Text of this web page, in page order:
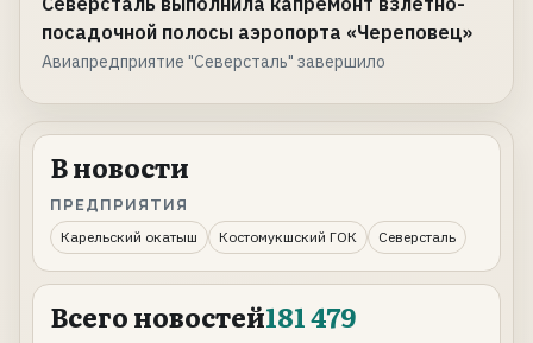
посадочной полосы аэропорта «Череповец»
Авиапредприятие "Северсталь" завершило
В новости
ПРЕДПРИЯТИЯ
Карельский окатыш Костомукшский ГОК Северсталь
Всего новостей181 479